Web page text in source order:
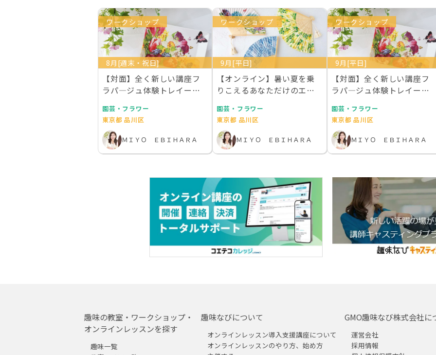
ワークショップ
8月[週末・祝日]
【対面】全く新しい講座フ
ラパ―ジュ体験トレイー２
園芸・フラワー
東京都 品川区
ＭＩＹＯ ＥＢＩＨＡＲＡ
ワークショップ
9月[平日]
【オンライン】暑い夏を乗
りこえるあなただけのエレ
園芸・フラワー
東京都 品川区
ＭＩＹＯ ＥＢＩＨＡＲＡ
ワークショップ
9月[平日]
【対面】全く新しい講座フ
ラパ―ジュ体験トレイー２
園芸・フラワー
東京都 品川区
ＭＩＹＯ ＥＢＩＨＡＲＡ
趣味の教室・ワークショップ・
オンラインレッスンを探す
趣味一覧
趣味なびについて
オンラインレッスン導入支援講座について
オンラインレッスンのやり方、始め方
GMO趣味なび株式会社に
運営会社
採用情報